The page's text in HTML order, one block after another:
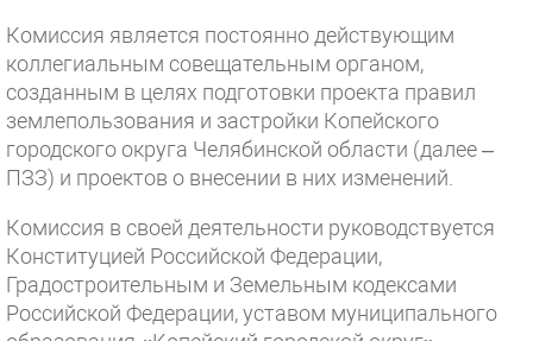
Комиссия является постоянно действующим
коллегиальным совещательным органом,
созданным в целях подготовки проекта правил
землепользования и застройки Копейского
городского округа Челябинской области (далее –
ПЗЗ) и проектов о внесении в них изменений.
Комиссия в своей деятельности руководствуется
Конституцией Российской Федерации,
Градостроительным и Земельным кодексами
Российской Федерации, уставом муниципального